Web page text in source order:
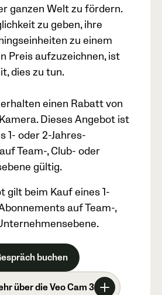
ganzen Welt zu fördern.
zu geben, ihre
zu einem
Preis aufzuzeichnen, ist
dies zu tun.
einen Rabatt von
Dieses Angebot ist
1- oder 2-Jahres-
Team-, Club- oder
gültig.
gilt beim Kauf eines 1-
auf Team-,
buchen
über die Veo Cam 3